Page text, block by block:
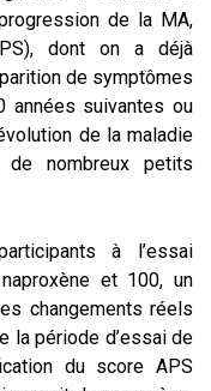
de la MA,
dont on a déjà
de symptômes
années suivantes ou
de la maladie
nombreux petits
à l’essai
et 100, un
changements réels
la période d’essai de
du score APS